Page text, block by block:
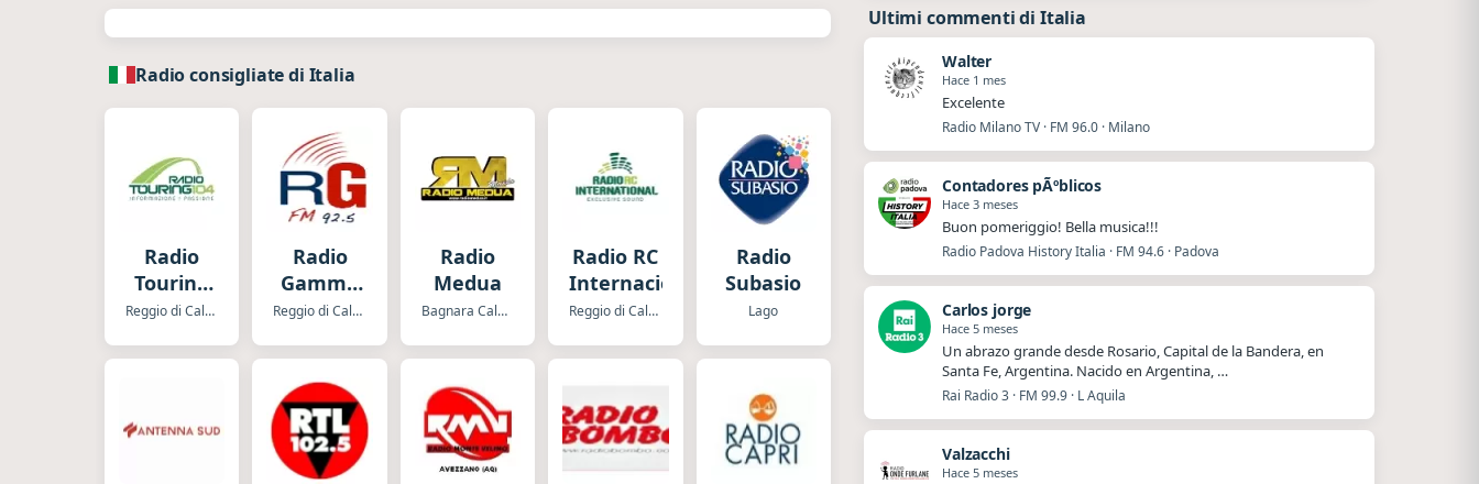
Radio consigliate di Italia
Radio
Touring
104
Reggio di Calabria
Radio
Gamma
No StopReggio di Calabria
Radio
Medua
Bagnara Calabra
Radio RC
Internacional
Reggio di Calabria
Radio
Subasio
Lago
Ultimi commenti di Italia
Walter
Hace 1 mes
Excelente
Radio Milano TV · FM 96.0 · Milano
Contadores pÃºblicos
Hace 3 meses
Buon pomeriggio! Bella musica!!!
Radio Padova History Italia · FM 94.6 · Padova
Carlos jorge
Hace 5 meses
Un abrazo grande desde Rosario, Capital de la Bandera, en
Santa Fe, Argentina. Nacido en Argentina, …
Rai Radio 3 · FM 99.9 · L Aquila
Valzacchi
Hace 5 meses